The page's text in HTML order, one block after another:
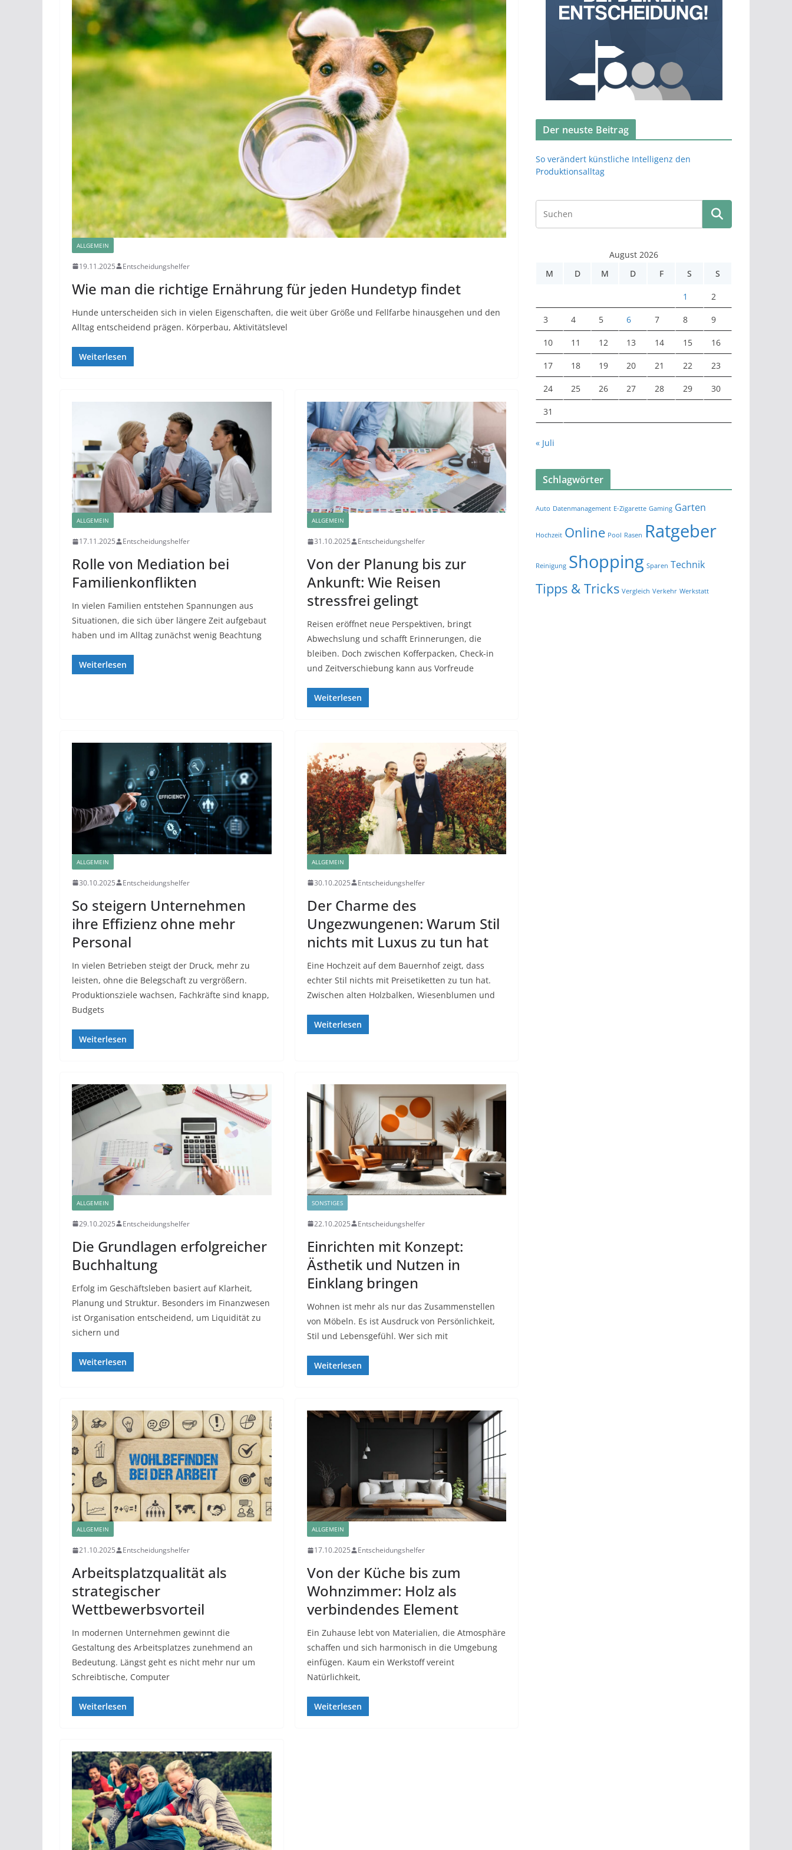
ALLGEMEIN
19.11.2025 Entscheidungshelfer
Wie man die richtige Ernährung für jeden Hundetyp findet
Hunde unterscheiden sich in vielen Eigenschaften, die weit über Größe und Fellfarbe hinausgehen und den
Alltag entscheidend prägen. Körperbau, Aktivitätslevel
Weiterlesen
ALLGEMEIN
17.11.2025 Entscheidungshelfer
Rolle von Mediation bei
Familienkonflikten
In vielen Familien entstehen Spannungen aus
Situationen, die sich über längere Zeit aufgebaut
haben und im Alltag zunächst wenig Beachtung
Weiterlesen
ALLGEMEIN
31.10.2025 Entscheidungshelfer
Von der Planung bis zur
Ankunft: Wie Reisen
stressfrei gelingt
Reisen eröffnet neue Perspektiven, bringt
Abwechslung und schafft Erinnerungen, die
bleiben. Doch zwischen Kofferpacken, Check-in
und Zeitverschiebung kann aus Vorfreude
Weiterlesen
ALLGEMEIN
30.10.2025 Entscheidungshelfer
So steigern Unternehmen
ihre Effizienz ohne mehr
Personal
In vielen Betrieben steigt der Druck, mehr zu
leisten, ohne die Belegschaft zu vergrößern.
Produktionsziele wachsen, Fachkräfte sind knapp,
Budgets
Weiterlesen
ALLGEMEIN
30.10.2025 Entscheidungshelfer
Der Charme des
Ungezwungenen: Warum Stil
nichts mit Luxus zu tun hat
Eine Hochzeit auf dem Bauernhof zeigt, dass
echter Stil nichts mit Preisetiketten zu tun hat.
Zwischen alten Holzbalken, Wiesenblumen und
Weiterlesen
ALLGEMEIN
29.10.2025 Entscheidungshelfer
Die Grundlagen erfolgreicher
Buchhaltung
Erfolg im Geschäftsleben basiert auf Klarheit,
Planung und Struktur. Besonders im Finanzwesen
ist Organisation entscheidend, um Liquidität zu
sichern und
Weiterlesen
SONSTIGES
22.10.2025 Entscheidungshelfer
Einrichten mit Konzept:
Ästhetik und Nutzen in
Einklang bringen
Wohnen ist mehr als nur das Zusammenstellen
von Möbeln. Es ist Ausdruck von Persönlichkeit,
Stil und Lebensgefühl. Wer sich mit
Weiterlesen
ALLGEMEIN
21.10.2025 Entscheidungshelfer
Arbeitsplatzqualität als
strategischer
Wettbewerbsvorteil
In modernen Unternehmen gewinnt die
Gestaltung des Arbeitsplatzes zunehmend an
Bedeutung. Längst geht es nicht mehr nur um
Schreibtische, Computer
Weiterlesen
ALLGEMEIN
17.10.2025 Entscheidungshelfer
Von der Küche bis zum
Wohnzimmer: Holz als
verbindendes Element
Ein Zuhause lebt von Materialien, die Atmosphäre
schaffen und sich harmonisch in die Umgebung
einfügen. Kaum ein Werkstoff vereint
Natürlichkeit,
Weiterlesen
Der neuste Beitrag
So verändert künstliche Intelligenz den
Produktionsalltag
August 2026
M
D M D F S S
1 2
3 4 5 6 7 8 9
10 11 12 13 14 15 16
17 18 19 20 21 22 23
24 25 26 27 28 29 30
31
« Juli
Schlagwörter
Auto Datenmanagement E-Zigarette Gaming Garten
Hochzeit Online Pool Rasen Ratgeber
Reinigung Shopping Sparen Technik
Tipps & Tricks Vergleich Verkehr Werkstatt